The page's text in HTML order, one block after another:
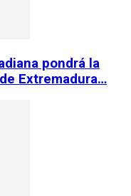
pondrá la
Extremadura…